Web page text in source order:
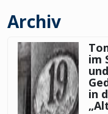
Archiv
im
in